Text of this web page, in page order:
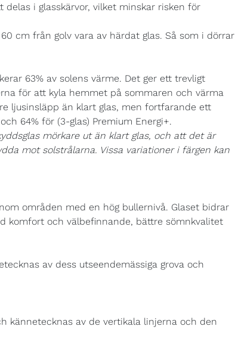
i glasskärvor, vilket minskar risken för
cm från golv vara av härdat glas. Så som i dörrar
63% av solens värme. Det ger ett trevligt
för att kyla hemmet på sommaren och värma
ljusinsläpp än klart glas, men fortfarande ett
64% för (3-glas) Premium Energi+.
mörkare ut än klart glas, och att det är
mot solstrålarna. Vissa variationer i färgen kan
områden med en hög bullernivå. Glaset bidrar
komfort och välbefinnande, bättre sömnkvalitet
av dess utseendemässiga grova och
kännetecknas av de vertikala linjerna och den